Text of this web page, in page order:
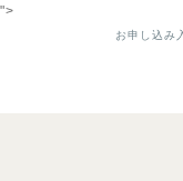
">
お申し込み